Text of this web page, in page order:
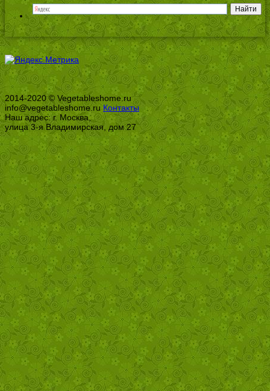
2014-2020 © Vegetableshome.ru
info@vegetableshome.ruКонтакты
Наш адрес: г. Москва,
улица 3-я Владимирская, дом 27